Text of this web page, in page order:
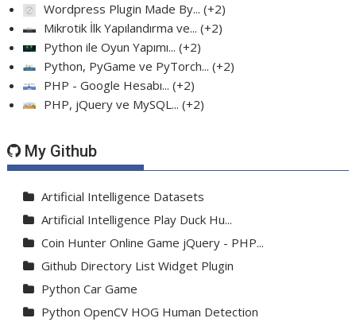
Wordpress Plugin Made By... +2
Mikrotik İlk Yapılandırma ve... +2
Python ile Oyun Yapımı... +2
Python, PyGame ve PyTorch... +2
PHP - Google Hesabı... +2
PHP, jQuery ve MySQL... +2
My Github
Artificial Intelligence Datasets
Artificial Intelligence Play Duck Hu...
Coin Hunter Online Game jQuery - PHP...
Github Directory List Widget Plugin
Python Car Game
Python OpenCV HOG Human Detection